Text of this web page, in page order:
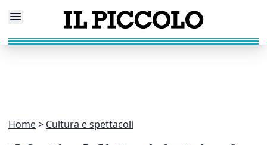
Home Cultura e spettacoli